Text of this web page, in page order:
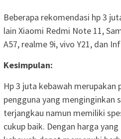
Beberapa rekomendasi hp 3
lain Xiaomi Redmi Note 11,
A57, realme 9i, vivo Y21, dan
Kesimpulan:
Hp 3 juta kebawah merupakan
pengguna yang menginginkan
terjangkau namun memiliki
cukup baik. Dengan harga